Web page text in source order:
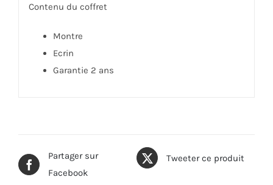
Contenu du coffret
Montre
Ecrin
Garantie 2 ans
Partager sur
Facebook
Tweeter ce produit